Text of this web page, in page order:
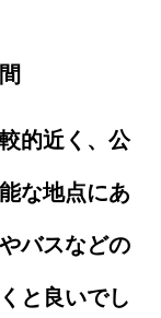
的近く、公
な地点にあ
バスなどの
と良いでし